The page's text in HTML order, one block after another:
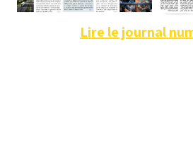
Lire le journal